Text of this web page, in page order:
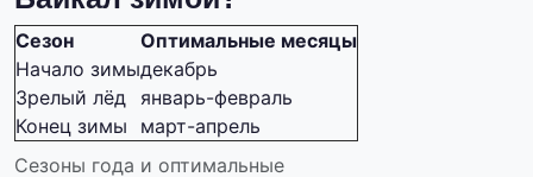
Сезоны года и оптимальные
Сезон
Оптимальные месяцы
Начало зимыдекабрь
Зрелый лёд январь-февраль
Конец зимы
март-апрель